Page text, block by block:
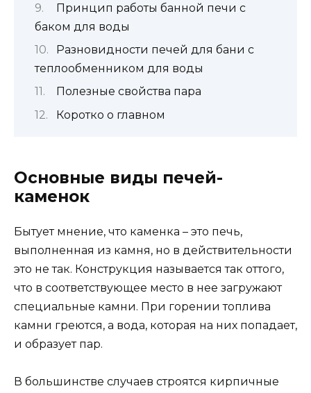
Принцип работы банной печи с
баком для воды
Разновидности печей для бани с
теплообменником для воды
Полезные свойства пара
Коротко о главном
Основные виды печей-
каменок
Бытует мнение, что каменка – это печь,
выполненная из камня, но в действительности
это не так. Конструкция называется так оттого,
что в соответствующее место в нее загружают
специальные камни. При горении топлива
камни греются, а вода, которая на них попадает,
и образует пар.
В большинстве случаев строятся кирпичные